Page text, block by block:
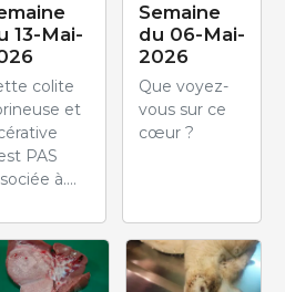
13-Mai-
colite
et
PAS
à....
Semaine
du 06-Mai-
2026
Que voyez-
vous sur ce
cœur ?